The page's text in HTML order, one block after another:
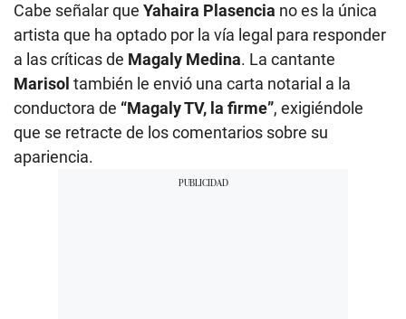
Cabe señalar que Yahaira Plasencia no es la única
artista que ha optado por la vía legal para responder
a las críticas de Magaly Medina. La cantante
Marisol también le envió una carta notarial a la
conductora de “Magaly TV, la firme”, exigiéndole
que se retracte de los comentarios sobre su
apariencia.